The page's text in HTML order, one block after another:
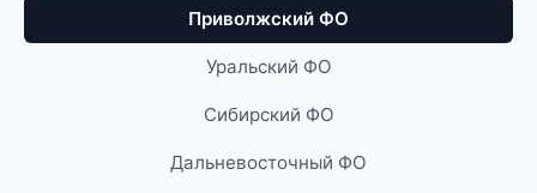
Приволжский ФО
Уральский ФО
Сибирский ФО
Дальневосточный ФО